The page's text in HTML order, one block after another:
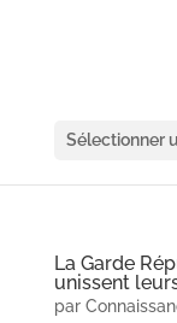
Sélectionner
La Garde
unissent
par